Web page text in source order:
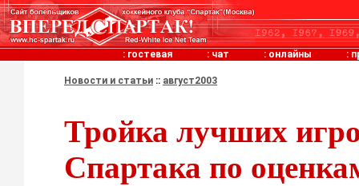
: гостевая : чат : онлайны :
Новости и статьи :: август2003
Тройка лучших
Спартака по